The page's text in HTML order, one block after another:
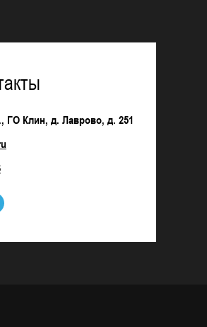
ГО Клин, д. Лаврово, д. 251